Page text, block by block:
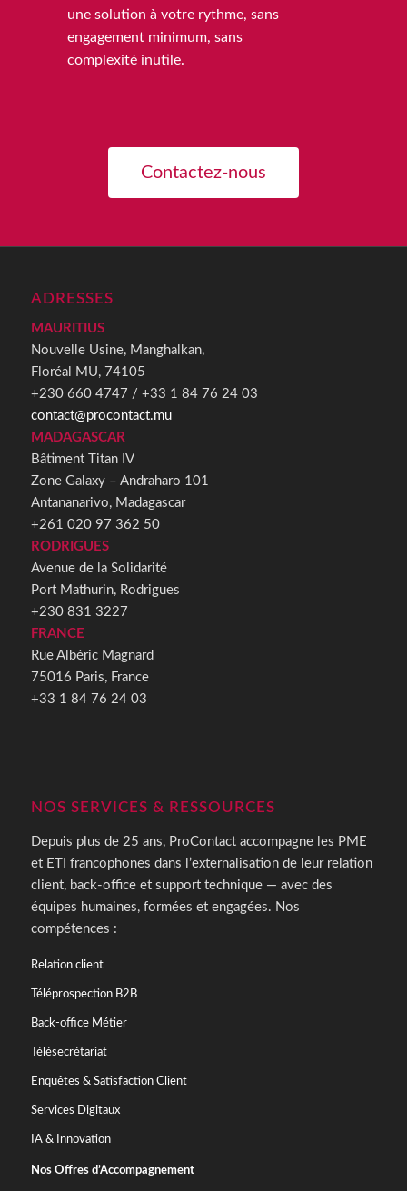
une solution à votre rythme, sans
engagement minimum, sans
complexité inutile.
Contactez-nous
ADRESSES
MAURITIUS
Nouvelle Usine, Manghalkan,
Floréal MU, 74105
+230 660 4747 / +33 1 84 76 24 03
contact@procontact.mu
MADAGASCAR
Bâtiment Titan IV
Zone Galaxy – Andraharo 101
Antananarivo, Madagascar
+261 020 97 362 50
RODRIGUES
Avenue de la Solidarité
Port Mathurin, Rodrigues
+230 831 3227
FRANCE
Rue Albéric Magnard
75016 Paris, France
+33 1 84 76 24 03
NOS SERVICES & RESSOURCES
Depuis plus de 25 ans, ProContact accompagne les PME
et ETI francophones dans l’externalisation de leur relation
client, back-office et support technique — avec des
équipes humaines, formées et engagées. Nos
compétences :
Relation client
Téléprospection B2B
Back-office Métier
Télésecrétariat
Enquêtes & Satisfaction Client
Services Digitaux
IA & Innovation
Nos Offres d’Accompagnement